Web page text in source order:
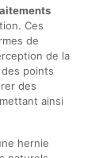
Ces
de
de la
des points
des
ainsi
hernie